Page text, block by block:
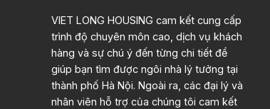
VIET LONG HOUSING cam kết cung cấp
trình độ chuyên môn cao, dịch vụ khách
hàng và sự chú ý đến từng chi tiết để
giúp bạn tìm được ngôi nhà lý tưởng tại
thành phố Hà Nội. Ngoài ra, các đại lý và
nhân viên hỗ trợ của chúng tôi cam kết